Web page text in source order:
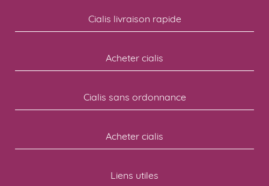
Cialis livraison rapide
Acheter cialis
Cialis sans ordonnance
Acheter cialis
Liens utiles